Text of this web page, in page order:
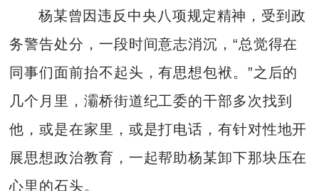
杨某曾因违反中央八项规定精神，受到政
务警告处分，一段时间意志消沉，“总觉得在
同事们面前抬不起头，有思想包袱。”之后的
几个月里，灞桥街道纪工委的干部多次找到
他，或是在家里，或是打电话，有针对性地开
展思想政治教育，一起帮助杨某卸下那块压在
心里的石头。